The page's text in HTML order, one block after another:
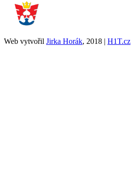
Web vytvořil Jirka Horák, 2018 | H1T.cz